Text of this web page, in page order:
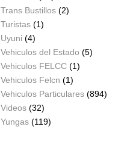
Trans Bustillos (2)
Turistas (1)
Uyuni (4)
Vehiculos del Estado (5)
Vehiculos FELCC (1)
Vehiculos Felcn (1)
Vehiculos Particulares (894)
Videos (32)
Yungas (119)